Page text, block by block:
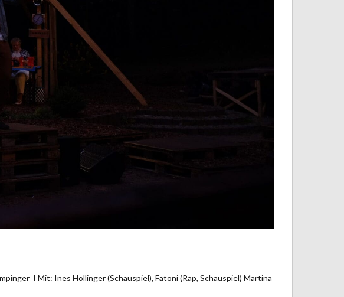
I Mit: Ines Hollinger (Schauspiel), Fatoni (Rap, Schauspiel) Martina